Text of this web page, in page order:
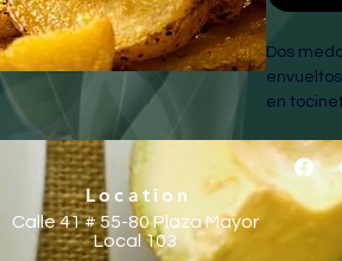
Dos
envueltos
en
término
textura
Location
Calle 41 # 55-80Plaza Mayor
Local 103